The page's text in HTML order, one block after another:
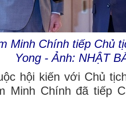
Minh Chính tiếp Chủ
Yong - Ảnh: NHẬT
hội kiến với Chủ
Minh Chính đã tiếp